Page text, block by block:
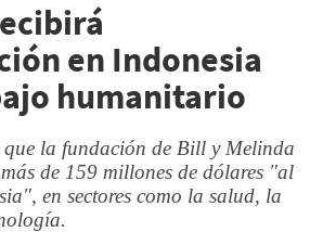
en Indonesia
humanitario
que la fundación de Bill y Melinda
de 159 millones de dólares "al
en sectores como la salud, la